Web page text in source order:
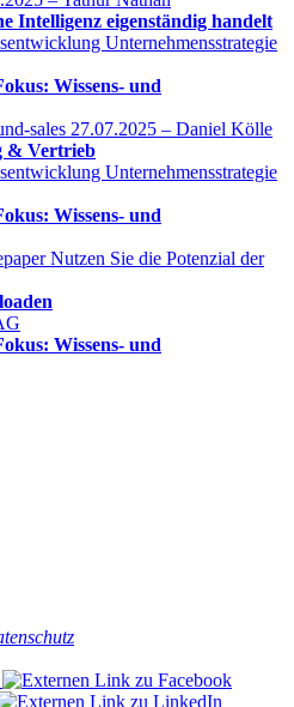
Intelligenz eigenständig handelt
Wissens- und
27.07.2025 – Daniel Kölle
& Vertrieb
Wissens- und
Nutzen Sie die Potenzial der
Wissens- und